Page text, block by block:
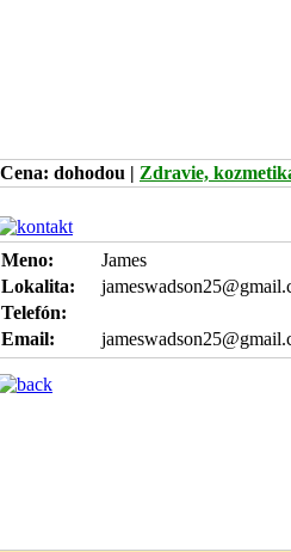
Cena: dohodou | Zdravie,
Meno:
James
Lokalita:
Telefón:
Email: